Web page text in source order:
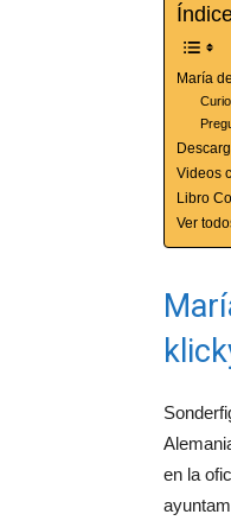
María
Videos
Libro
Ver
en la